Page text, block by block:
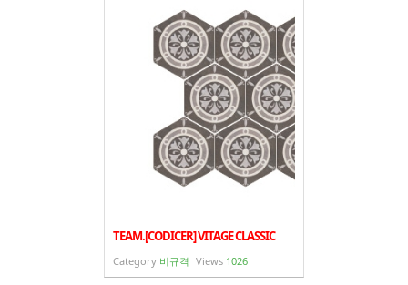
TEAM.[CODICER] VITAGE CLASSIC
Category 비규격 Views 1026